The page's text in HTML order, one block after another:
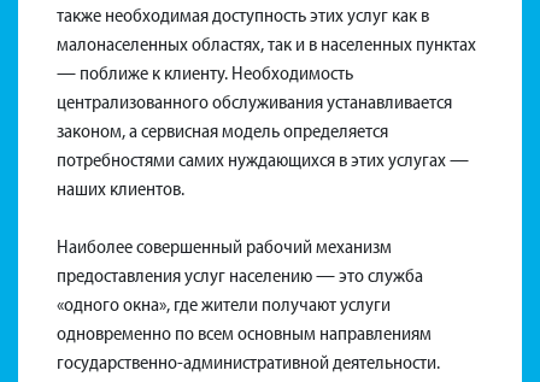
также необходимая доступность этих услуг как в
малонаселенных областях, так и в населенных пунктах
— поближе к клиенту. Необходимость
централизованного обслуживания устанавливается
законом, а сервисная модель определяется
потребностями самих нуждающихся в этих услугах —
наших клиентов.
Наиболее совершенный рабочий механизм
предоставления услуг населению — это служба
«одного окна», где жители получают услуги
одновременно по всем основным направлениям
государственно-административной деятельности.